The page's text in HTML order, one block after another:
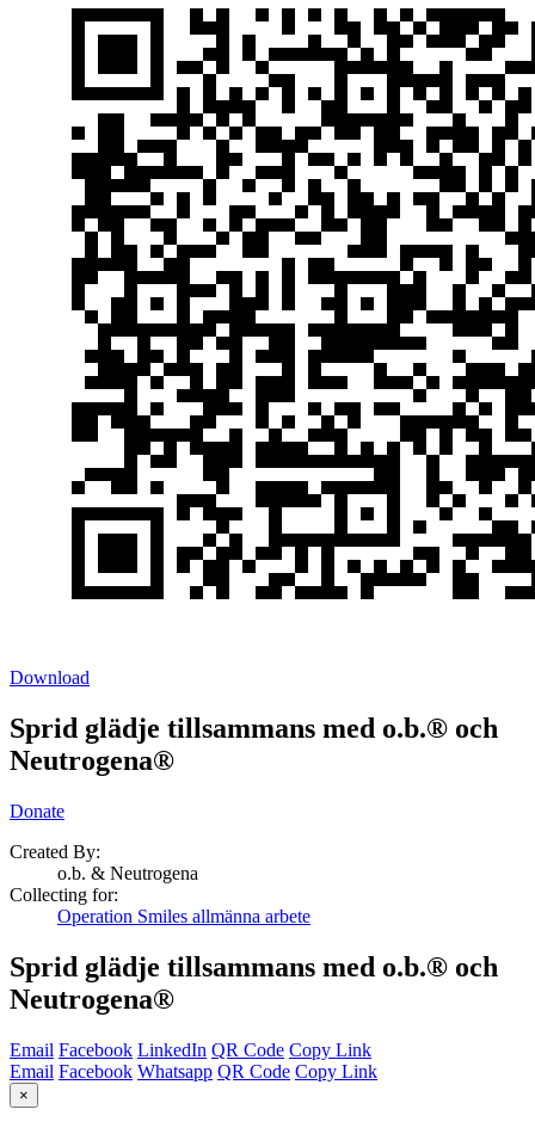
Download
Sprid glädje tillsammans med o.b.® och
Neutrogena®
Donate
Created By:
o.b. & Neutrogena
Collecting for:
Operation Smiles allmänna arbete
Sprid glädje tillsammans med o.b.® och
Neutrogena®
Email Facebook LinkedIn QR Code Copy Link
Email Facebook Whatsapp QR Code Copy Link
×